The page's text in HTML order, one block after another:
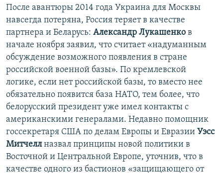
После авантюры 2014 года Украина для Москвы
навсегда потеряна, Россия теряет в качестве
партнера и Беларусь: Александр Лукашенко в
начале ноября заявил, что считает «надуманным
обсуждение возможного появления в стране
российской военной базы». По кремлевской
логике, если нет российской базы, то вместо нее
обязательно появится база НАТО, тем более, что
белорусский президент уже имел контакты с
американскими генералами. Недавно помощник
госсекретаря США по делам Европы и Евразии Уэсс
Митчеллназвал принципы новой политики в
Восточной и Центральной Европе, уточнив, что в
качестве одного из бастионов «защищающего от